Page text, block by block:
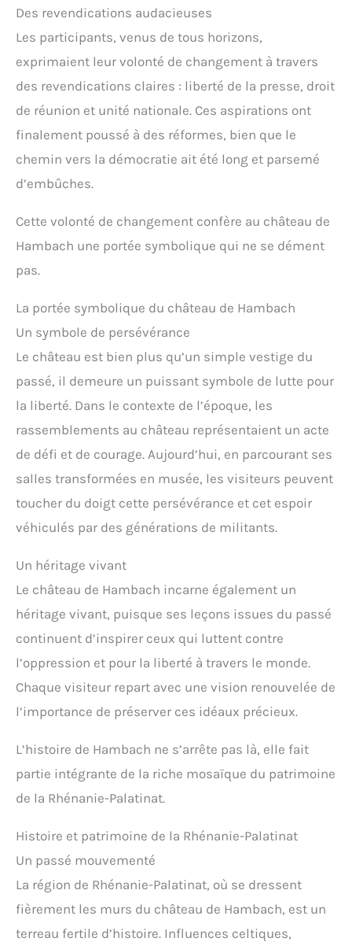
Des revendications audacieuses
Les participants, venus de tous horizons,
exprimaient leur volonté de changement à travers
des revendications claires : liberté de la presse, droit
de réunion et unité nationale. Ces aspirations ont
finalement poussé à des réformes, bien que le
chemin vers la démocratie ait été long et parsemé
d’embûches.
Cette volonté de changement confère au château de
Hambach une portée symbolique qui ne se dément
pas.
La portée symbolique du château de Hambach
Un symbole de persévérance
Le château est bien plus qu’un simple vestige du
passé, il demeure un puissant symbole de lutte pour
la liberté. Dans le contexte de l’époque, les
rassemblements au château représentaient un acte
de défi et de courage. Aujourd’hui, en parcourant ses
salles transformées en musée, les visiteurs peuvent
toucher du doigt cette persévérance et cet espoir
véhiculés par des générations de militants.
Un héritage vivant
Le château de Hambach incarne également un
héritage vivant, puisque ses leçons issues du passé
continuent d’inspirer ceux qui luttent contre
l’oppression et pour la liberté à travers le monde.
Chaque visiteur repart avec une vision renouvelée de
l’importance de préserver ces idéaux précieux.
L’histoire de Hambach ne s’arrête pas là, elle fait
partie intégrante de la riche mosaïque du patrimoine
de la Rhénanie-Palatinat.
Histoire et patrimoine de la Rhénanie-Palatinat
Un passé mouvementé
La région de Rhénanie-Palatinat, où se dressent
fièrement les murs du château de Hambach, est un
terreau fertile d’histoire. Influences celtiques,